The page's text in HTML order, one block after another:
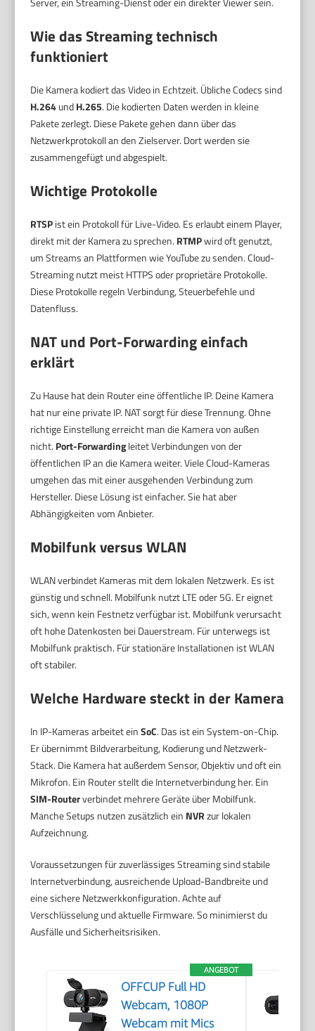
Wie das Streaming technisch
funktioniert
Die Kamera kodiert das Video in Echtzeit. Übliche Codecs sind
H.264undH.265. Die kodierten Daten werden in kleine
Pakete zerlegt. Diese Pakete gehen dann über das
Netzwerkprotokoll an den Zielserver. Dort werden sie
zusammengefügt und abgespielt.
Wichtige Protokolle
RTSPist ein Protokoll für Live-Video. Es erlaubt einem Player,
direkt mit der Kamera zu sprechen. RTMPwird oft genutzt,
um Streams an Plattformen wie YouTube zu senden. Cloud-
Streaming nutzt meist HTTPS oder proprietäre Protokolle.
Diese Protokolle regeln Verbindung, Steuerbefehle und
Datenfluss.
NAT und Port-Forwarding einfach
erklärt
Zu Hause hat dein Router eine öffentliche IP. Deine Kamera
hat nur eine private IP. NAT sorgt für diese Trennung. Ohne
richtige Einstellung erreicht man die Kamera von außen
nicht. Port-Forwardingleitet Verbindungen von der
öffentlichen IP an die Kamera weiter. Viele Cloud-Kameras
umgehen das mit einer ausgehenden Verbindung zum
Hersteller. Diese Lösung ist einfacher. Sie hat aber
Abhängigkeiten vom Anbieter.
Mobilfunk versus WLAN
WLAN verbindet Kameras mit dem lokalen Netzwerk. Es ist
günstig und schnell. Mobilfunk nutzt LTE oder 5G. Er eignet
sich, wenn kein Festnetz verfügbar ist. Mobilfunk verursacht
oft hohe Datenkosten bei Dauerstream. Für unterwegs ist
Mobilfunk praktisch. Für stationäre Installationen ist WLAN
oft stabiler.
Welche Hardware steckt in der Kamera
In IP-Kameras arbeitet einSoC. Das ist ein System-on-Chip.
Er übernimmt Bildverarbeitung, Kodierung und Netzwerk-
Stack. Die Kamera hat außerdem Sensor, Objektiv und oft ein
Mikrofon. Ein Router stellt die Internetverbindung her. Ein
SIM-Routerverbindet mehrere Geräte über Mobilfunk.
Manche Setups nutzen zusätzlich ein NVRzur lokalen
Aufzeichnung.
Voraussetzungen für zuverlässiges Streaming sind stabile
Internetverbindung, ausreichende Upload-Bandbreite und
eine sichere Netzwerkkonfiguration. Achte auf
Verschlüsselung und aktuelle Firmware. So minimierst du
Ausfälle und Sicherheitsrisiken.
ANGEBOT
OFFCUP Full HD
Webcam, 1080P
Webcam mit Mics